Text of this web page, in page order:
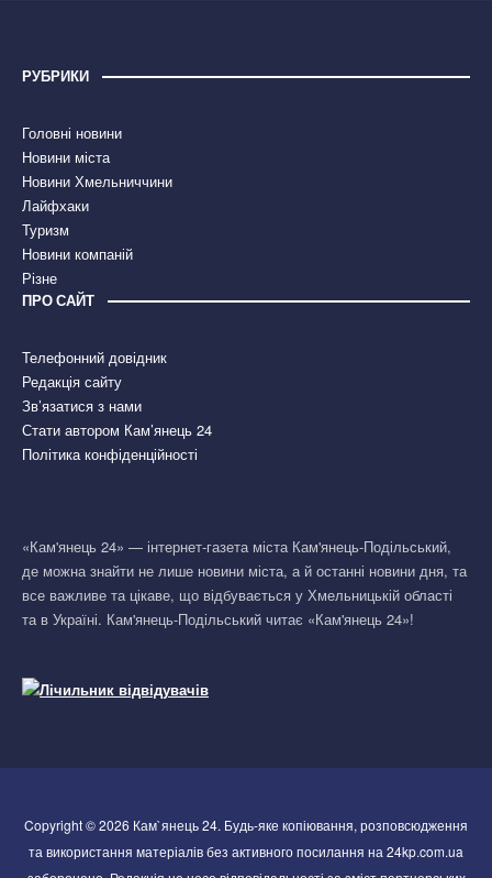
РУБРИКИ
Головні новини
Новини міста
Новини Хмельниччини
Лайфхаки
Туризм
Новини компаній
Різне
ПРО САЙТ
Телефонний довідник
Редакція сайту
Зв’язатися з нами
Стати автором Кам’янець 24
Політика конфіденційності
«Кам'янець 24» — інтернет-газета міста Кам'янець-Подільський,
де можна знайти не лише новини міста, а й останні новини дня, та
все важливе та цікаве, що відбувається у Хмельницькій області
та в Україні. Кам'янець-Подільський читає «Кам'янець 24»!
Copyright © 2026 Кам`янець 24. Будь-яке копіювання, розповсюдження
та використання матеріалів без активного посилання на 24kp.com.ua